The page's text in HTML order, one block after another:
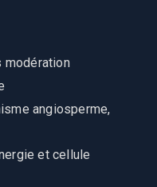
modération
angiosperme,
et cellule